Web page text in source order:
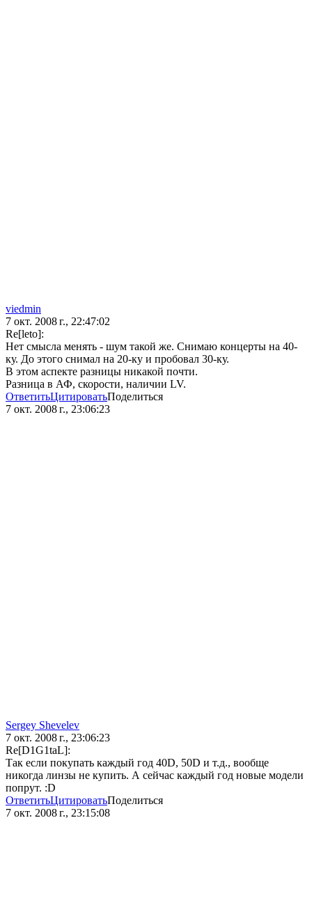
viedmin
7 окт. 2008 г., 22:47:02
Re[leto]:
Нет смысла менять - шум такой же. Снимаю концерты на 40-
ку. До этого снимал на 20-ку и пробовал 30-ку.
В этом аспекте разницы никакой почти.
Разница в АФ, скорости, наличии LV.
ОтветитьЦитироватьПоделиться
7 окт. 2008 г., 23:06:23
Sergey Shevelev
7 окт. 2008 г., 23:06:23
Re[D1G1taL]:
Так если покупать каждый год 40D, 50D и т.д., вообще
никогда линзы не купить. А сейчас каждый год новые модели
попрут. :D
ОтветитьЦитироватьПоделиться
7 окт. 2008 г., 23:15:08